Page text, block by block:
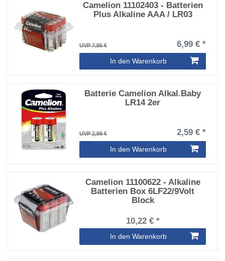
Camelion 11102403 - Batterien
Plus Alkaline AAA / LR03
UVP 7,95 € 6,99 € *
In den Warenkorb
Batterie Camelion Alkal.Baby
LR14 2er
UVP 2,99 € 2,59 € *
In den Warenkorb
Camelion 11100622 - Alkaline
Batterien Box 6LF22/9Volt
Block
10,22 € *
In den Warenkorb